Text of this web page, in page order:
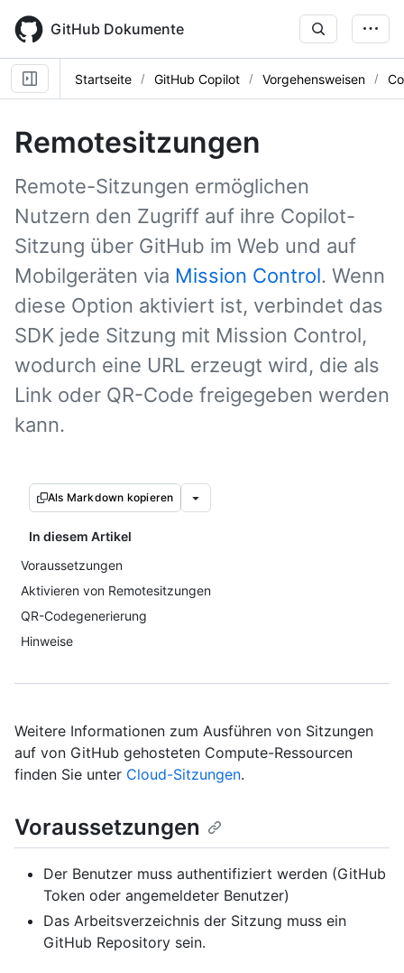
main
content
GitHub Dokumente
Startseite GitHub Copilot Vorgehensweisen
Remotesitzungen
Remote-Sitzungen ermöglichen
Nutzern den Zugriff auf ihre Copilot-
Sitzung über GitHub im Web und auf
Mobilgeräten via Mission Control. Wenn
diese Option aktiviert ist, verbindet das
SDK jede Sitzung mit Mission Control,
wodurch eine URL erzeugt wird, die als
Link oder QR-Code freigegeben werden
kann.
Als Markdown kopieren
In diesem Artikel
Voraussetzungen
Aktivieren von Remotesitzungen
QR-Codegenerierung
Hinweise
Weitere Informationen zum Ausführen von Sitzungen
auf von GitHub gehosteten Compute-Ressourcen
finden Sie unter Cloud-Sitzungen.
Voraussetzungen
Der Benutzer muss authentifiziert werden (GitHub
Token oder angemeldeter Benutzer)
Das Arbeitsverzeichnis der Sitzung muss ein
GitHub Repository sein.